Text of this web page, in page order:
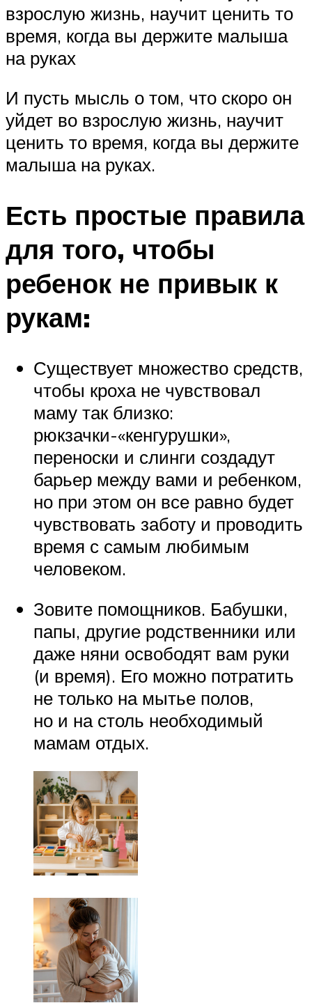
взрослую жизнь, научит ценить то
время, когда вы держите малыша
на руках
И пусть мысль о том, что скоро он
уйдет во взрослую жизнь, научит
ценить то время, когда вы держите
малыша на руках.
Есть простые правила
для того, чтобы
ребенок не привык к
рукам:
Существует множество средств,
чтобы кроха не чувствовал
маму так близко:
рюкзачки-«кенгурушки»,
переноски и слинги создадут
барьер между вами и ребенком,
но при этом он все равно будет
чувствовать заботу и проводить
время с самым любимым
человеком.
Зовите помощников. Бабушки,
папы, другие родственники или
даже няни освободят вам руки
(и время). Его можно потратить
не только на мытье полов,
но и на столь необходимый
мамам отдых.